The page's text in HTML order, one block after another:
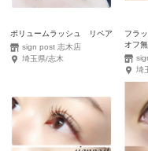
ボリュームラッシュ リペア
sign post 志木店
埼玉県/志木
フラ
オフ
埼